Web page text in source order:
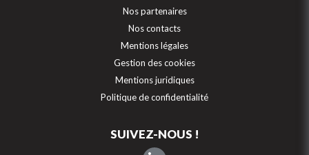
Nos partenaires
Nos contacts
Mentions légales
Gestion des cookies
Mentions juridiques
Politique de confidentialité
SUIVEZ-NOUS !